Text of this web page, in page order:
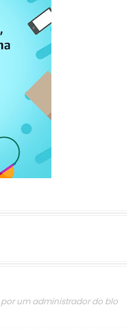
um administrador do blo